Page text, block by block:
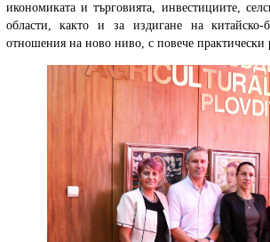
икономиката и търговията, инвестициите,
области, както и за издигане на китайско-
отношения на ново ниво, с повече практически